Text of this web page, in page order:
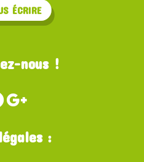
ÉCRIRE
nous !
: